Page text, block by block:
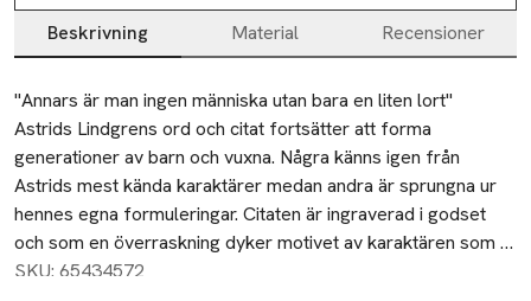
Beskrivning Material Recensioner
Beskrivning
"Annars är man ingen människa utan bara en liten lort"
Astrids Lindgrens ord och citat fortsätter att forma
generationer av barn och vuxna. Några känns igen från
Astrids mest kända karaktärer medan andra är sprungna ur
hennes egna formuleringar. Citaten är ingraverad i godset
och som en överraskning dyker motivet av karaktären som
står bakom just ditt citat, upp i botten på muggen när du har
SKU: 65434572